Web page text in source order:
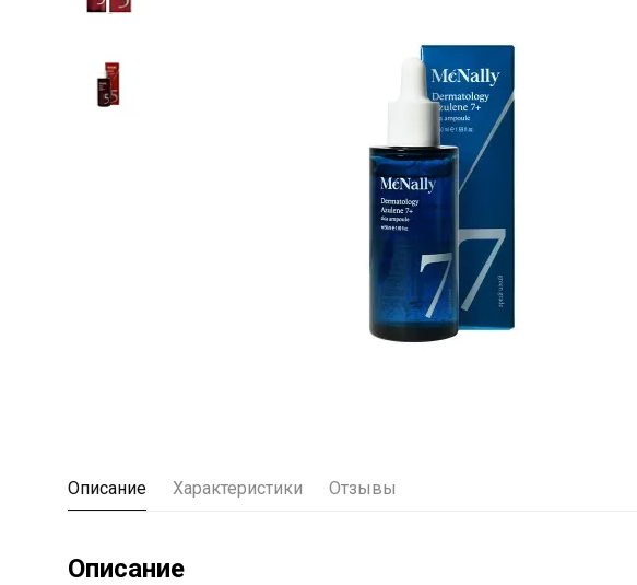
Описание Характеристики Отзывы
Описание